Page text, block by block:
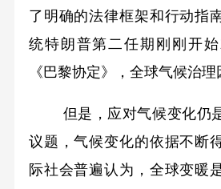
了明确的法律框架和行动指
统特朗普第二任期刚刚开
《巴黎协定》，全球气候治理
但是，应对气候变化仍
议题，气候变化的依据不断
际社会普遍认为，全球变暖